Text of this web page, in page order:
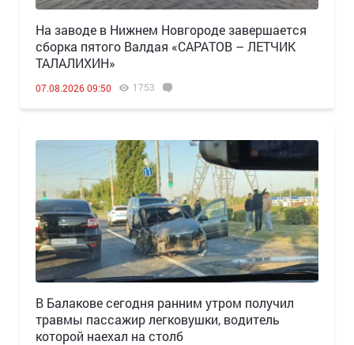
Н️а заводе в Нижнем Новгороде завершается
сборка пятого Валдая «САРАТОВ – ЛЕТЧИК
ТАЛАЛИХИН»
07.08.2026 09:50 1753
В Балакове сегодня ранним утром получил
травмы пассажир легковушки, водитель
которой наехал на столб